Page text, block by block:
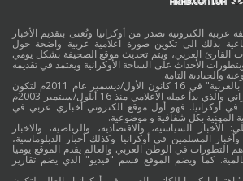
عربية الكترونية تصدر من أوكرانيا وتُعنى بتقديم الأخبار
ساعية بذلك الى تكوين صورة اعلامية عربية واضحة حول
القارئ العربي، ويتم تحديث موقع الصحيفة بشكل يومي
الأحداث على الساحة الأوكرانية ويعتمد في تقديمه
والحيادية التامة.
وقد جائت انطلاقة "أوكرانيا بالعربية" في 16 كانون الأول/ديسمبر عام 2011م لتكون
امتدادا للموقع العربي الاوكراني والذي بدأ عمله الاعلامي منذ 16 أيلول/سبتمبر 2003م
في أوكرانيا. فهو أول موقع الكتروني أخباري عربي في
المهنية بكل شفافية و موضوعية.
السياسية، والاقتصادية، والرياضية، والاخبار
وأخبار المسلمين في أوكرانيا وكذلك أخبار الدبلوماسية،
التطورات في الوطن العربي والعالم يقدم الموقع يوميا
كما ويضم الموقع قسم "فيديو" الذي يضم تقارير